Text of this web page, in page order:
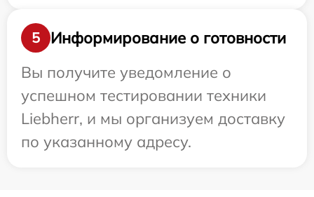
5
Информирование о готовности
Вы получите уведомление о
успешном тестировании техники
Liebherr, и мы организуем доставку
по указанному адресу.